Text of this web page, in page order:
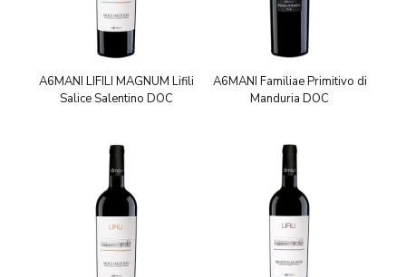
A6MANI LIFILI MAGNUM Lifili
Salice Salentino DOC
A6MANI Familiae Primitivo di
Manduria DOC